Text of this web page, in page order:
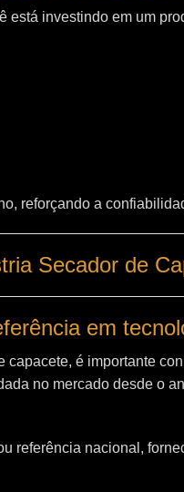
está investindo em um
reforçando a
Secador de
em
é importante
no mercado desde o
referência nacional,